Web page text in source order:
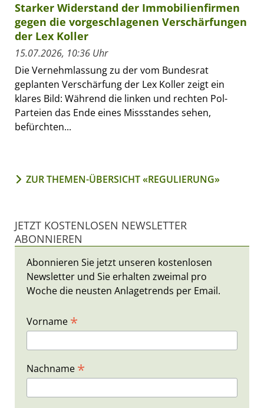
Starker Widerstand der Immobilienfirmen
gegen die vorgeschlagenen Verschärfungen
der Lex Koller
15.07.2026, 10:36 Uhr
Die Vernehmlassung zu der vom Bundesrat
geplanten Verschärfung der Lex Koller zeigt ein
klares Bild: Während die linken und rechten Pol-
Parteien das Ende eines Missstandes sehen,
befürchten...
ZUR THEMEN-ÜBERSICHT «REGULIERUNG»
JETZT KOSTENLOSEN NEWSLETTER
ABONNIEREN
Abonnieren Sie jetzt unseren kostenlosen
Newsletter und Sie erhalten zweimal pro
Woche die neusten Anlagetrends per Email.
Vorname *
Nachname *